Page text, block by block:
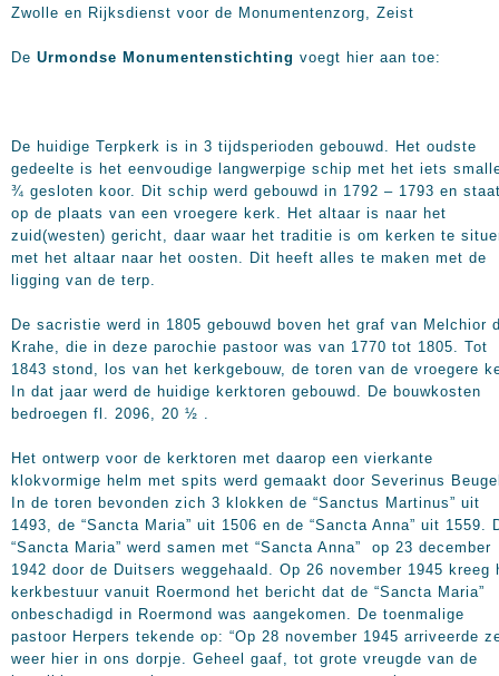
Zwolle en Rijksdienst voor de Monumentenzorg, Zeist
De Urmondse Monumentenstichting voegt hier aan toe:
De huidige Terpkerk is in 3 tijdsperioden gebouwd. Het oudste
gedeelte is het eenvoudige langwerpige schip met het iets
¾ gesloten koor. Dit schip werd gebouwd in 1792 – 1793 en
op de plaats van een vroegere kerk. Het altaar is naar het
zuid(westen) gericht, daar waar het traditie is om kerken te
met het altaar naar het oosten. Dit heeft alles te maken met de
ligging van de terp.
De sacristie werd in 1805 gebouwd boven het graf van Melchior
Krahe, die in deze parochie pastoor was van 1770 tot 1805. Tot
1843 stond, los van het kerkgebouw, de toren van de vroegere
In dat jaar werd de huidige kerktoren gebouwd. De bouwkosten
bedroegen fl. 2096, 20 ½ .
Het ontwerp voor de kerktoren met daarop een vierkante
klokvormige helm met spits werd gemaakt door Severinus
In de toren bevonden zich 3 klokken de “Sanctus Martinus” uit
1493, de “Sancta Maria” uit 1506 en de “Sancta Anna” uit 1559.
“Sancta Maria” werd samen met “Sancta Anna” op 23 december
1942 door de Duitsers weggehaald. Op 26 november 1945 kreeg
kerkbestuur vanuit Roermond het bericht dat de “Sancta Maria”
onbeschadigd in Roermond was aangekomen. De toenmalige
pastoor Herpers tekende op: “Op 28 november 1945 arriveerde
weer hier in ons dorpje. Geheel gaaf, tot grote vreugde van de